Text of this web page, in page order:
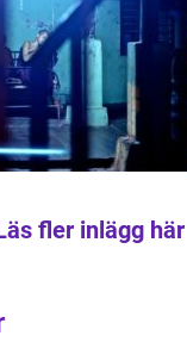
fler inlägg här